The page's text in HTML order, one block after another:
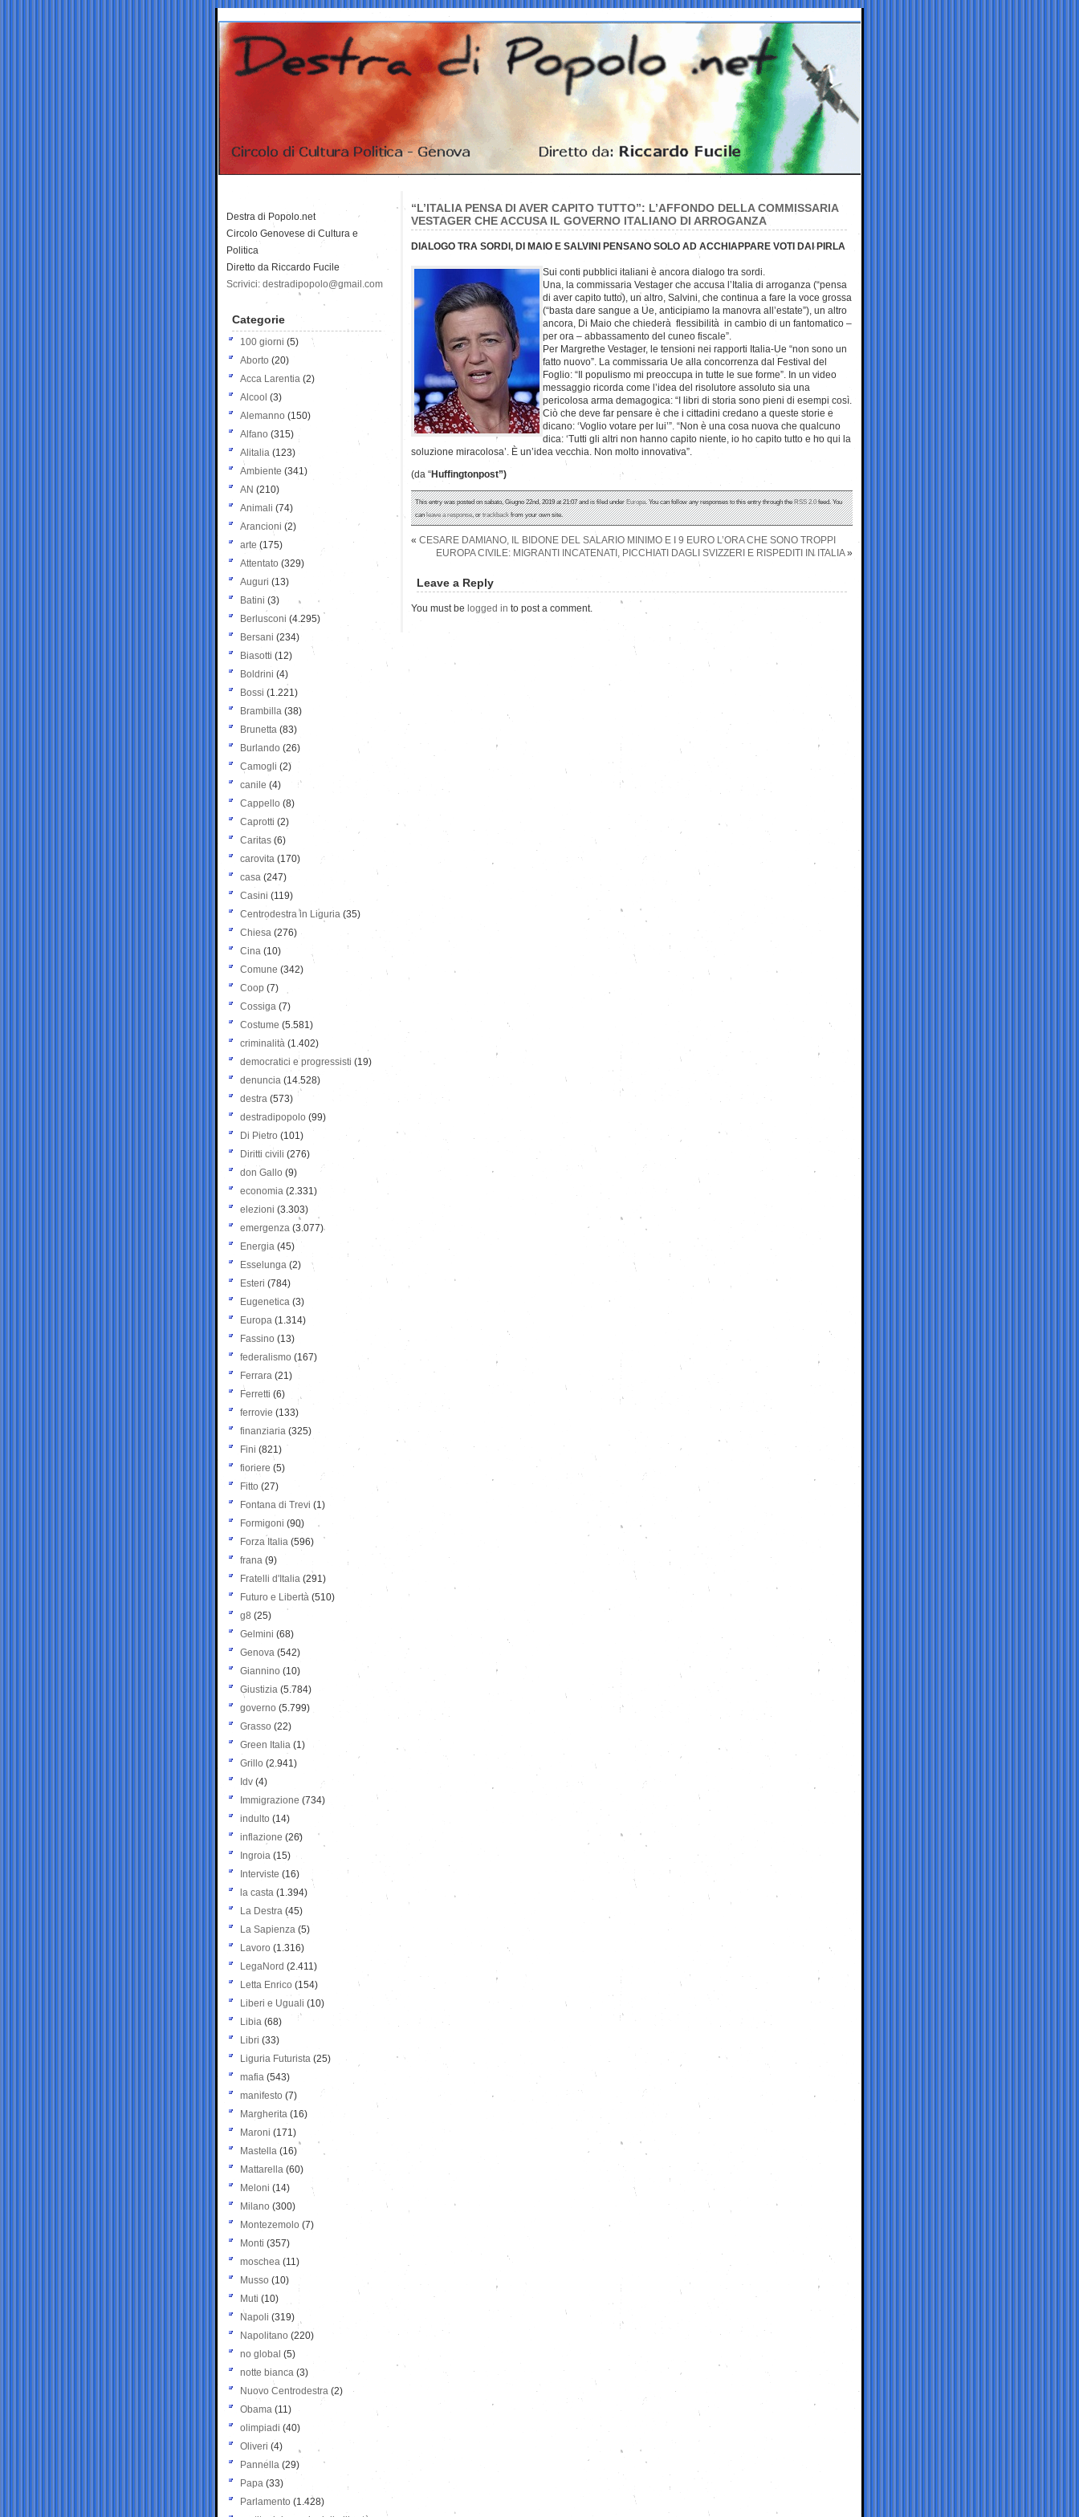
“L’ITALIA PENSA DI AVER CAPITO TUTTO”: L’AFFONDO DELLA COMMISSARIA
VESTAGER CHE ACCUSA IL GOVERNO ITALIANO DI ARROGANZA
DIALOGO TRA SORDI, DI MAIO E SALVINI PENSANO SOLO AD ACCHIAPPARE VOTI DAI PIRLA
Sui conti pubblici italiani è ancora dialogo tra sordi.
Una, la commissaria Vestager che accusa l’Italia di arroganza (“pensa
di aver capito tutto), un altro, Salvini, che continua a fare la voce grossa
(“basta dare sangue a Ue, anticipiamo la manovra all’estate”), un altro
ancora, Di Maio che chiederà flessibilità in cambio di un fantomatico –
per ora – abbassamento del cuneo fiscale”.
Per Margrethe Vestager, le tensioni nei rapporti Italia-Ue “non sono un
fatto nuovo”. La commissaria Ue alla concorrenza dal Festival del
Foglio: “Il populismo mi preoccupa in tutte le sue forme”. In un video
messaggio ricorda come l’idea del risolutore assoluto sia una
pericolosa arma demagogica: “I libri di storia sono pieni di esempi così.
Ciò che deve far pensare è che i cittadini credano a queste storie e
dicano: ‘Voglio votare per lui’”. “Non è una cosa nuova che qualcuno
dica: ‘Tutti gli altri non hanno capito niente, io ho capito tutto e ho qui la
soluzione miracolosa’. È un’idea vecchia. Non molto innovativa”.
(da “Huffingtonpost”)
This entry was posted on sabato, Giugno 22nd, 2019 at 21:07 and is filed underEuropa. You can follow any responses to this entry through theRSS 2.0feed. You
canleave a response, ortrackbackfrom your own site.
« CESARE DAMIANO, IL BIDONE DEL SALARIO MINIMO E I 9 EURO L’ORA CHE SONO TROPPI
EUROPA CIVILE: MIGRANTI INCATENATI, PICCHIATI DAGLI SVIZZERI E RISPEDITI IN ITALIA»
Leave a Reply
You must be logged in to post a comment.
Destra di Popolo.net
Circolo Genovese di Cultura e
Politica
Diretto da Riccardo Fucile
Scrivici: destradipopolo@gmail.com
Categorie
100 giorni (5)
Aborto (20)
Acca Larentia (2)
Alcool (3)
Alemanno (150)
Alfano (315)
Alitalia (123)
Ambiente (341)
AN (210)
Animali (74)
Arancioni (2)
arte (175)
Attentato (329)
Auguri (13)
Batini (3)
Berlusconi (4.295)
Bersani (234)
Biasotti (12)
Boldrini (4)
Bossi (1.221)
Brambilla (38)
Brunetta (83)
Burlando (26)
Camogli (2)
canile (4)
Cappello (8)
Caprotti (2)
Caritas (6)
carovita (170)
casa (247)
Casini (119)
Centrodestra in Liguria (35)
Chiesa (276)
Cina (10)
Comune (342)
Coop (7)
Cossiga (7)
Costume (5.581)
criminalità (1.402)
democratici e progressisti (19)
denuncia (14.528)
destra (573)
destradipopolo (99)
Di Pietro (101)
Diritti civili (276)
don Gallo (9)
economia (2.331)
elezioni (3.303)
emergenza (3.077)
Energia (45)
Esselunga (2)
Esteri (784)
Eugenetica (3)
Europa (1.314)
Fassino (13)
federalismo (167)
Ferrara (21)
Ferretti (6)
ferrovie (133)
finanziaria (325)
Fini (821)
fioriere (5)
Fitto (27)
Fontana di Trevi (1)
Formigoni (90)
Forza Italia (596)
frana (9)
Fratelli d'Italia (291)
Futuro e Libertà (510)
g8 (25)
Gelmini (68)
Genova (542)
Giannino (10)
Giustizia (5.784)
governo (5.799)
Grasso (22)
Green Italia (1)
Grillo (2.941)
Idv (4)
Immigrazione (734)
indulto (14)
inflazione (26)
Ingroia (15)
Interviste (16)
la casta (1.394)
La Destra (45)
La Sapienza (5)
Lavoro (1.316)
LegaNord (2.411)
Letta Enrico (154)
Liberi e Uguali (10)
Libia (68)
Libri (33)
Liguria Futurista (25)
mafia (543)
manifesto (7)
Margherita (16)
Maroni (171)
Mastella (16)
Mattarella (60)
Meloni (14)
Milano (300)
Montezemolo (7)
Monti (357)
moschea (11)
Musso (10)
Muti (10)
Napoli (319)
Napolitano (220)
no global (5)
notte bianca (3)
Nuovo Centrodestra (2)
Obama (11)
olimpiadi (40)
Oliveri (4)
Pannella (29)
Papa (33)
Parlamento (1.428)